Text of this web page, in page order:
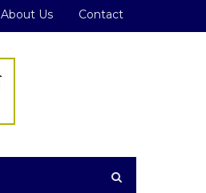
About Us Contact